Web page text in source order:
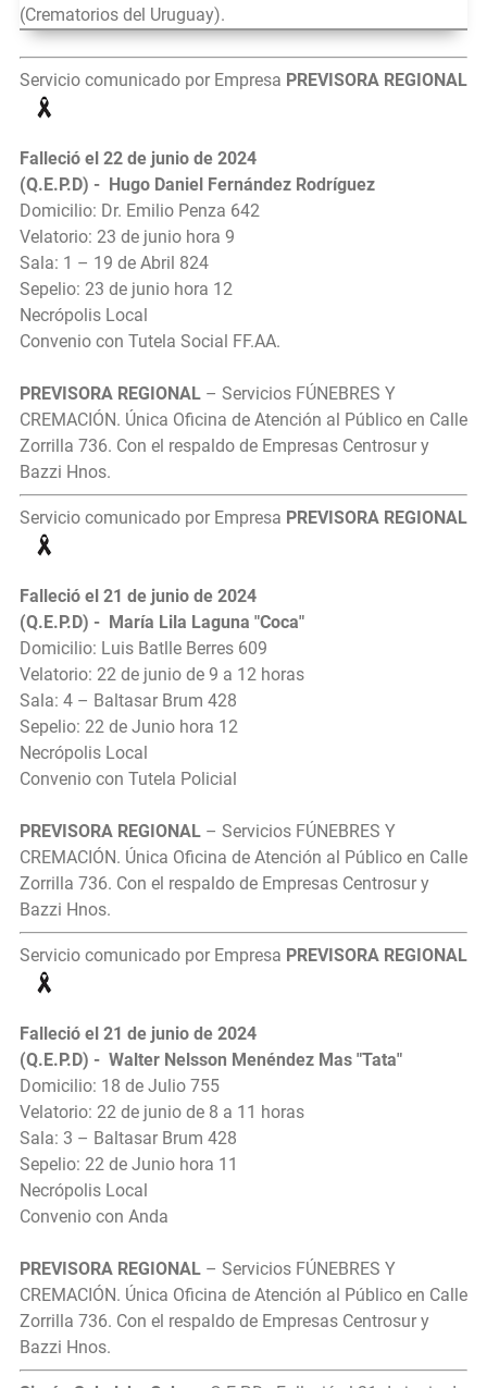
(Crematorios del Uruguay).
Servicio comunicado por Empresa PREVISORA REGIONAL
Falleció el 22 de junio de 2024
(Q.E.P.D) - Hugo Daniel Fernández Rodríguez
Domicilio: Dr. Emilio Penza 642
Velatorio: 23 de junio hora 9
Sala: 1 – 19 de Abril 824
Sepelio: 23 de junio hora 12
Necrópolis Local
Convenio con Tutela Social FF.AA.
PREVISORA REGIONAL – Servicios FÚNEBRES Y
CREMACIÓN. Única Oficina de Atención al Público en Calle
Zorrilla 736. Con el respaldo de Empresas Centrosur y
Bazzi Hnos.
Servicio comunicado por Empresa PREVISORA REGIONAL
Falleció el 21 de junio de 2024
(Q.E.P.D) - María Lila Laguna "Coca"
Domicilio: Luis Batlle Berres 609
Velatorio: 22 de junio de 9 a 12 horas
Sala: 4 – Baltasar Brum 428
Sepelio: 22 de Junio hora 12
Necrópolis Local
Convenio con Tutela Policial
PREVISORA REGIONAL – Servicios FÚNEBRES Y
CREMACIÓN. Única Oficina de Atención al Público en Calle
Zorrilla 736. Con el respaldo de Empresas Centrosur y
Bazzi Hnos.
Servicio comunicado por Empresa PREVISORA REGIONAL
Falleció el 21 de junio de 2024
(Q.E.P.D) - Walter Nelsson Menéndez Mas "Tata"
Domicilio: 18 de Julio 755
Velatorio: 22 de junio de 8 a 11 horas
Sala: 3 – Baltasar Brum 428
Sepelio: 22 de Junio hora 11
Necrópolis Local
Convenio con Anda
PREVISORA REGIONAL – Servicios FÚNEBRES Y
CREMACIÓN. Única Oficina de Atención al Público en Calle
Zorrilla 736. Con el respaldo de Empresas Centrosur y
Bazzi Hnos.